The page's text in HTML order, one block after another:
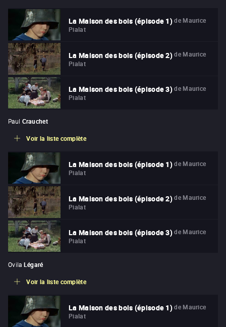
La Maison des bois (épisode 1) de Maurice
Pialat
La Maison des bois (épisode 2) de Maurice
Pialat
La Maison des bois (épisode 3) de Maurice
Pialat
Paul Crauchet
Voir la liste complète
La Maison des bois (épisode 1) de Maurice
Pialat
La Maison des bois (épisode 2) de Maurice
Pialat
La Maison des bois (épisode 3) de Maurice
Pialat
Ovila Légaré
Voir la liste complète
La Maison des bois (épisode 1) de Maurice
Pialat